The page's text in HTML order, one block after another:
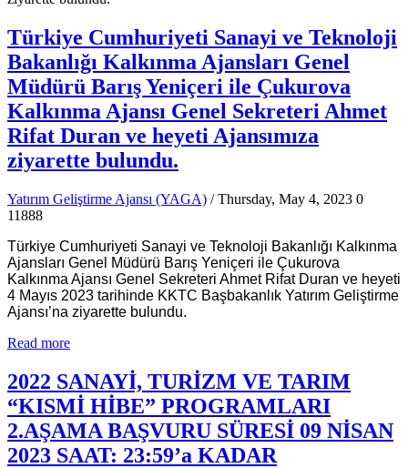
Türkiye Cumhuriyeti Sanayi ve Teknoloji
Bakanlığı Kalkınma Ajansları Genel
Müdürü Barış Yeniçeri ile Çukurova
Kalkınma Ajansı Genel Sekreteri Ahmet
Rifat Duran ve heyeti Ajansımıza
ziyarette bulundu.
Yatırım Geliştirme Ajansı (YAGA) / Thursday, May 4, 2023 0
11888
Türkiye Cumhuriyeti Sanayi ve Teknoloji Bakanlığı Kalkınma
Ajansları Genel Müdürü Barış Yeniçeri ile Çukurova
Kalkınma Ajansı Genel Sekreteri Ahmet Rifat Duran ve heyeti
4 Mayıs 2023 tarihinde KKTC Başbakanlık Yatırım Geliştirme
Ajansı’na ziyarette bulundu.
Read more
2022 SANAYİ, TURİZM VE TARIM
“KISMİ HİBE” PROGRAMLARI
2.AŞAMA BAŞVURU SÜRESİ 09 NİSAN
2023 SAAT: 23:59’a KADAR